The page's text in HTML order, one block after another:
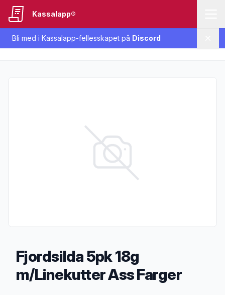
Bli med i Kassalapp-fellesskapet på Discord
Kassalapp®
Fjordsilda 5pk 18g
m/Linekutter Ass Farger